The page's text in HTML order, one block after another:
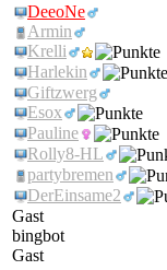
DeeoNe
Armin
Krelli
Harlekin
Giftzwerg
Esox
Pauline
Rolly8-HL
partybremen
DerEinsame2
Gast
bingbot
Gast